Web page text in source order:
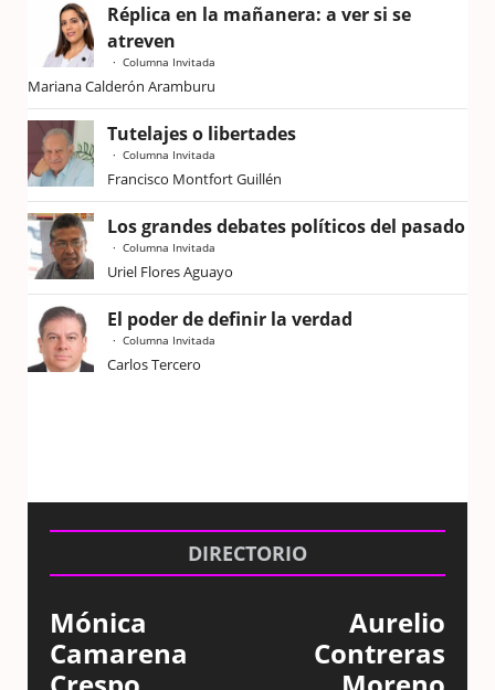
Réplica en la mañanera: a ver si se
atreven
Columna Invitada
Mariana Calderón Aramburu
Tutelajes o libertades
Columna Invitada
Francisco Montfort Guillén
Los grandes debates políticos del pasado
Columna Invitada
Uriel Flores Aguayo
El poder de definir la verdad
Columna Invitada
Carlos Tercero
DIRECTORIO
Mónica
Camarena
Aurelio
Contreras